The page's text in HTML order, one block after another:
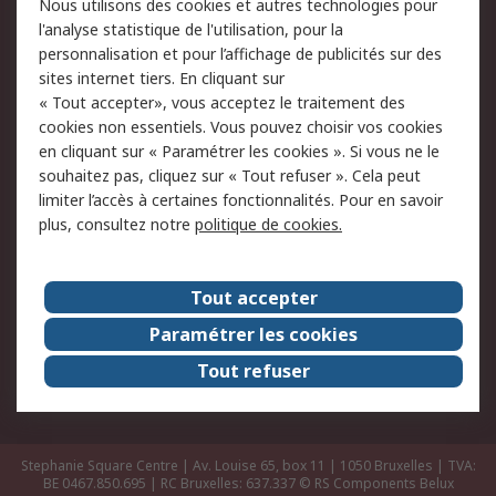
Retours
Support technique
Track & trace
Legal
Politique de cookies
Sécurité des e-mails
Politique de protection
des données - Mise à
jour
Conditions générales
de vente
A propos de RS
Le groupe RS Group
A propos de RS
RS dans le monde
Travaillez chez RS
ESG
Stephanie Square Centre | Av. Louise 65, box 11 | 1050 Bruxelles | TVA:
BE 0467.850.695 | RC Bruxelles: 637.337 © RS Components Belux
Nous utilisons des cookies et autres technologies pour
l'analyse statistique de l'utilisation, pour la
personnalisation et pour l’affichage de publicités sur des
sites internet tiers. En cliquant sur
« Tout accepter», vous acceptez le traitement des
cookies non essentiels. Vous pouvez choisir vos cookies
en cliquant sur « Paramétrer les cookies ». Si vous ne le
souhaitez pas, cliquez sur « Tout refuser ». Cela peut
limiter l’accès à certaines fonctionnalités. Pour en savoir
plus, consultez notre politique de cookies.
Tout accepter
Paramétrer les cookies
Tout refuser